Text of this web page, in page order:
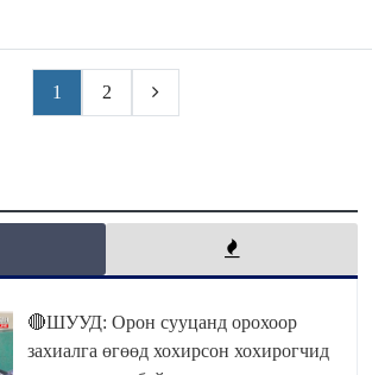
1 2
🔴ШУУД: Орон сууцанд орохоор
захиалга өгөөд хохирсон хохирогчид